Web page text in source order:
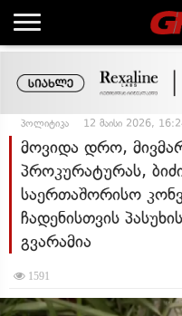
პოლიტიკა 12 მაისი 2026,
მოვიდა დრო,
პროკურატურას,
საერთაშორისო
ჩადენისთვის
გვარამია
1591